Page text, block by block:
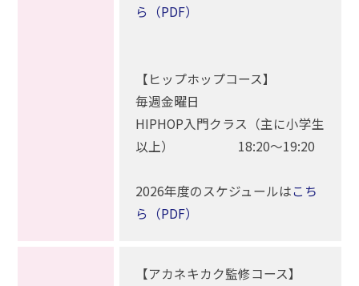
ら（PDF）
【ヒップホップコース】
毎週金曜日
HIPHOP入門クラス（主に小学生
以上） 18:20～19:20
2026年度のスケジュールはこち
ら（PDF）
【アカネキカク監修コース】